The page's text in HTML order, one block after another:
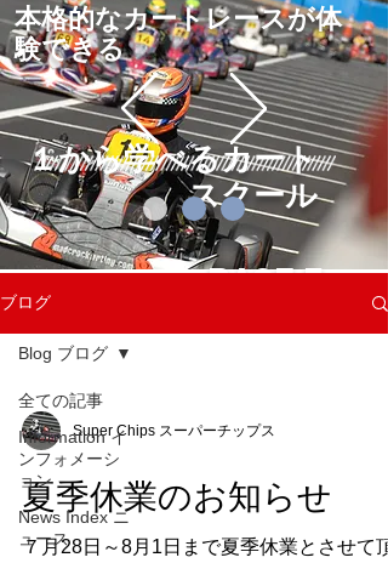
本格的なカートレースが体
験できる
１から学べるカート
スクール
RACE F
ブログ
全ての記事
Information イ
ンフォメーシ
ョン
News Index ニ
ュース
Blog ブログ
Super Chips スーパーチップス
夏季休業のお知らせ
７月28日～8月1日まで夏季休業とさせて頂